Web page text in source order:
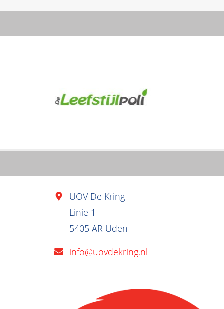
UOV De Kring
Linie 1
5405 AR Uden
info@uovdekring.nl